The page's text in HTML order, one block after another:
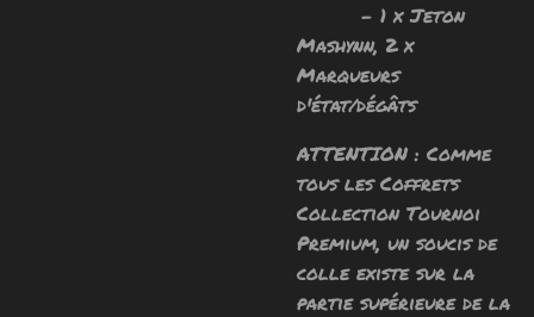
- 1 x Jeton
Mashynn, 2 x
Marqueurs
d'état/dégâts
ATTENTION : Comme
tous les Coffrets
Collection Tournoi
Premium, un soucis de
colle existe sur la
partie supérieure de la